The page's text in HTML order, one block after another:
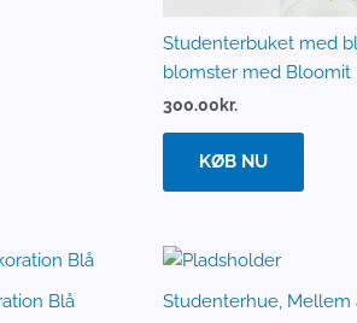
Studenterbuket med
blomster med Bloomit
300.00kr.
KØB NU
Blå Studenterhue, Mellem